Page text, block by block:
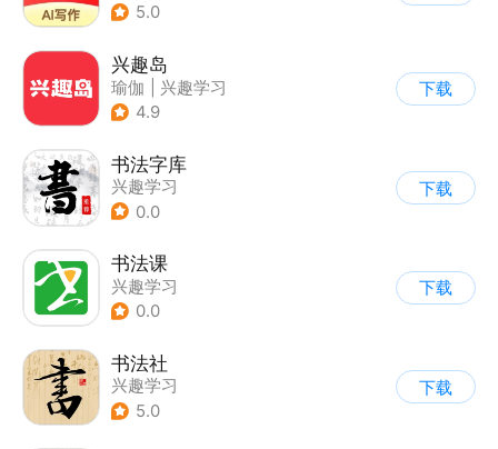
5.0
兴趣岛
瑜伽
兴趣学习
4.9
下载
书法字库
兴趣学习
0.0
下载
书法课
兴趣学习
0.0
下载
书法社
兴趣学习
5.0
下载